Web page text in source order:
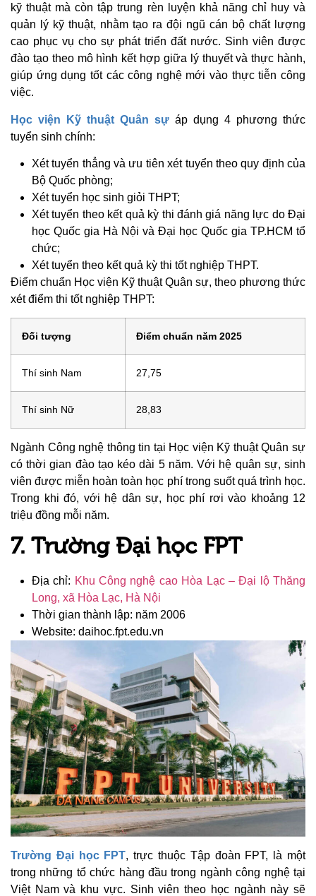
kỹ thuật mà còn tập trung rèn luyện khả năng chỉ huy và
quản lý kỹ thuật, nhằm tạo ra đội ngũ cán bộ chất lượng
cao phục vụ cho sự phát triển đất nước. Sinh viên được
đào tạo theo mô hình kết hợp giữa lý thuyết và thực hành,
giúp ứng dụng tốt các công nghệ mới vào thực tiễn công
việc.
Học viện Kỹ thuật Quân sự áp dụng 4 phương thức
tuyển sinh chính:
Xét tuyển thẳng và ưu tiên xét tuyển theo quy định của
Bộ Quốc phòng;
Xét tuyển học sinh giỏi THPT;
Xét tuyển theo kết quả kỳ thi đánh giá năng lực do Đại
học Quốc gia Hà Nội và Đại học Quốc gia TP.HCM tổ
chức;
Xét tuyển theo kết quả kỳ thi tốt nghiệp THPT.
Điểm chuẩn Học viện Kỹ thuật Quân sự, theo phương thức
xét điểm thi tốt nghiệp THPT:
Đối tượng Điểm chuẩn năm 2025
Thí sinh Nam 27,75
Thí sinh Nữ 28,83
Ngành Công nghệ thông tin tại Học viện Kỹ thuật Quân sự
có thời gian đào tạo kéo dài 5 năm. Với hệ quân sự, sinh
viên được miễn hoàn toàn học phí trong suốt quá trình học.
Trong khi đó, với hệ dân sự, học phí rơi vào khoảng 12
triệu đồng mỗi năm.
7. Trường Đại học FPT
Địa chỉ: Khu Công nghệ cao Hòa Lạc – Đại lộ Thăng
Long, xã Hòa Lạc, Hà Nội
Thời gian thành lập: năm 2006
Website: daihoc.fpt.edu.vn
Trường Đại học FPT, trực thuộc Tập đoàn FPT, là một
trong những tổ chức hàng đầu trong ngành công nghệ tại
Việt Nam và khu vực. Sinh viên theo học ngành này sẽ